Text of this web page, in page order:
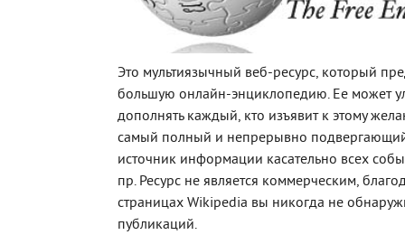
Это мультиязычный веб-ресурс, который
большую онлайн-энциклопедию. Ее может
дополнять каждый, кто изъявит к этому
самый полный и непрерывно
источник информации касательно всех
пр. Ресурс не является коммерческим,
страницах Wikipedia вы никогда не
публикаций.